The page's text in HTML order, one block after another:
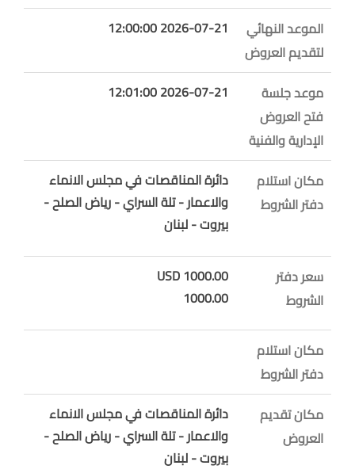
الموعد النهائي
لتقديم العروض
2026-07-21 12:00:00
موعد جلسة
فتح العروض
الإدارية والفنية
2026-07-21 12:01:00
مكان استلام
دفتر الشروط
دائرة المناقصات في مجلس الانماء
والاعمار - تلة السراي - رياض الصلح -
بيروت - لبنان
سعر دفتر
الشروط
1000.00 USD
1000.00
مكان استلام
دفتر الشروط
مكان تقديم
العروض
دائرة المناقصات في مجلس الانماء
والاعمار - تلة السراي - رياض الصلح -
بيروت - لبنان